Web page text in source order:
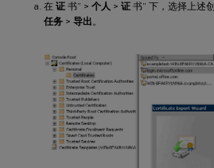
在 证 书” > 个人 > 证 书” 下，选择上述
任务 > 导出。